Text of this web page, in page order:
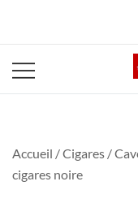
Accueil /Cigares /
cigares noire